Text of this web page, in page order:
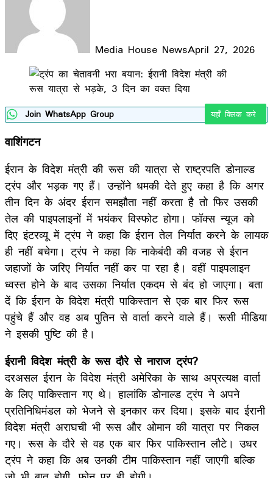
Media House NewsApril 27, 2026
Facebook
LinkedIn
WhatsApp
Telegram
Join WhatsApp Group यहाँ क्लिक करे
वाशिंगटन
ईरान के विदेश मंत्री की रूस की यात्रा से राष्ट्रपति डोनाल्ड
ट्रंप और भड़क गए हैं। उन्होंने धमकी देते हुए कहा है कि अगर
तीन दिन के अंदर ईरान समझौता नहीं करता है तो फिर उसकी
तेल की पाइपलाइनों में भयंकर विस्फोट होगा। फॉक्स न्यूज को
दिए इंटरव्यू में ट्रंप ने कहा कि ईरान तेल निर्यात करने के लायक
ही नहीं बचेगा। ट्रंप ने कहा कि नाकेबंदी की वजह से ईरान
जहाजों के जरिए निर्यात नहीं कर पा रहा है। वहीं पाइपलाइन
ध्वस्त होने के बाद उसका निर्यात एकदम से बंद हो जाएगा। बता
दें कि ईरान के विदेश मंत्री पाकिस्तान से एक बार फिर रूस
पहुंचे हैं और वह अब पुतिन से वार्ता करने वाले हैं। रूसी मीडिया
ने इसकी पुष्टि की है।
ईरानी विदेश मंत्री के रूस दौरे से नाराज ट्रंप?
दरअसल ईरान के विदेश मंत्री अमेरिका के साथ अप्रत्यक्ष वार्ता
के लिए पाकिस्तान गए थे। हालांकि डोनाल्ड ट्रंप ने अपने
प्रतिनिधिमंडल को भेजने से इनकार कर दिया। इसके बाद ईरानी
विदेश मंत्री अराघची भी रूस और ओमान की यात्रा पर निकल
गए। रूस के दौरे से वह एक बार फिर पाकिस्तान लौटे। उधर
ट्रंप ने कहा कि अब उनकी टीम पाकिस्तान नहीं जाएगी बल्कि